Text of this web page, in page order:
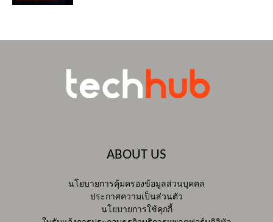
ABOUT US
นโยบายการคุ้มครองข้อมูลส่วนบุคคล
ประกาศความเป็นส่วนตัว
นโยบายการใช้คุกกี้